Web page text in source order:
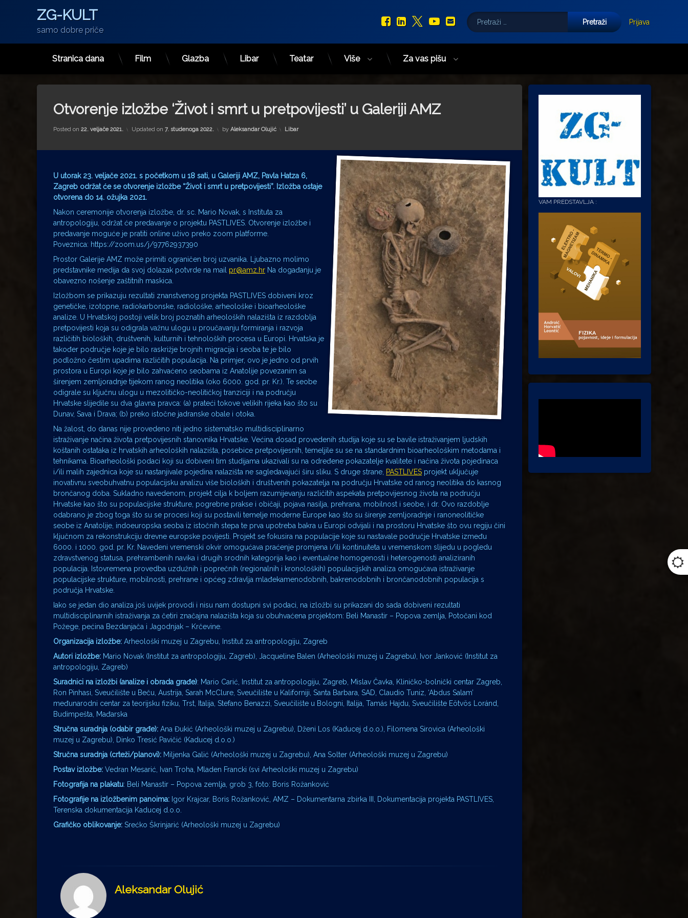
ZG-KULT
samo dobre priče
Facebook
LinkedIn
X.com
YouTube
E-mail
Pretraži:
Prijava
Stranica dana Film Glazba Libar Teatar Više Za vas pišu
Otvorenje izložbe ‘Život i smrt u pretpovijesti’ u Galeriji AMZ
Posted on 22. veljače 2021. Updated on 7. studenoga 2022. by Aleksandar Olujić Kategorije:
Libar
U utorak 23. veljače 2021. s početkom u 18 sati, u Galeriji AMZ, Pavla Hatza 6,
Zagreb održat će se otvorenje izložbe “Život i smrt u pretpovijesti”. Izložba ostaje
otvorena do 14. ožujka 2021.
Nakon ceremonije otvorenja izložbe, dr. sc. Mario Novak, s Instituta za
antropologiju, održat će predavanje o projektu PASTLIVES. Otvorenje izložbe i
predavanje moguće je pratiti online uživo preko zoom platforme.
Poveznica: https://zoom.us/j/97762937390
Prostor Galerije AMZ može primiti ograničen broj uzvanika. Ljubazno molimo
predstavnike medija da svoj dolazak potvrde na mail pr@amz.hr Na događanju je
obavezno nošenje zaštitnih maskica.
Izložbom se prikazuju rezultati znanstvenog projekta PASTLIVES dobiveni kroz
genetičke, izotopne, radiokarbonske, radiološke, arheološke i bioarheološke
analize. U Hrvatskoj postoji velik broj poznatih arheoloških nalazišta iz razdoblja
pretpovijesti koja su odigrala važnu ulogu u proučavanju formiranja i razvoja
različitih bioloških, društvenih, kulturnih i tehnoloških procesa u Europi. Hrvatska je
također područje koje je bilo raskrižje brojnih migracija i seoba te je bilo
podložno čestim upadima različitih populacija. Na primjer, ovo je jedno od prvih
prostora u Europi koje je bilo zahvaćeno seobama iz Anatolije povezanim sa
širenjem zemljoradnje tijekom ranog neolitika (oko 6000. god. pr. Kr.). Te seobe
odigrale su ključnu ulogu u mezolitičko-neolitičkoj tranziciji i na području
Hrvatske slijedile su dva glavna pravca: (a) prateći tokove velikih rijeka kao što su
Dunav, Sava i Drava; (b) preko istočne jadranske obale i otoka.
Na žalost, do danas nije provedeno niti jedno sistematsko multidisciplinarno
istraživanje načina života pretpovijesnih stanovnika Hrvatske. Većina dosad provedenih studija koje su se bavile istraživanjem ljudskih
koštanih ostataka iz hrvatskih arheoloških nalazišta, posebice pretpovijesnih, temeljile su se na standardnim bioarheološkim metodama i
tehnikama. Bioarheološki podaci koji su dobiveni tim studijama ukazivali su na određene pokazatelje kvalitete i načina života pojedinaca
i/ili malih zajednica koje su nastanjivale pojedina nalazišta ne sagledavajući širu sliku. S druge strane, PASTLIVES projekt uključuje
inovativnu sveobuhvatnu populacijsku analizu više bioloških i društvenih pokazatelja na području Hrvatske od ranog neolitika do kasnog
brončanog doba. Sukladno navedenom, projekt cilja k boljem razumijevanju različitih aspekata pretpovijesnog života na području
Hrvatske kao što su populacijske strukture, pogrebne prakse i običaji, pojava nasilja, prehrana, mobilnost i seobe, i dr. Ovo razdoblje
odabrano je zbog toga što su se procesi koji su postavili temelje moderne Europe kao što su širenje zemljoradnje i ranoneolitičke
seobe iz Anatolije, indoeuropska seoba iz istočnih stepa te prva upotreba bakra u Europi odvijali i na prostoru Hrvatske što ovu regiju čini
ključnom za rekonstrukciju drevne europske povijesti. Projekt se fokusira na populacije koje su nastavale područje Hrvatske između
6000. i 1000. god. pr. Kr. Navedeni vremenski okvir omogućava praćenje promjena i/ili kontinuiteta u vremenskom slijedu u pogledu
zdravstvenog statusa, prehrambenih navika i drugih srodnih kategorija kao i eventualne homogenosti i heterogenosti analiziranih
populacija. Istovremena provedba uzdužnih i poprečnih (regionalnih i kronoloških) populacijskih analiza omogućava istraživanje
populacijske strukture, mobilnosti, prehrane i općeg zdravlja mlađekamenodobnih, bakrenodobnih i brončanodobnih populacija s
područja Hrvatske.
Iako se jedan dio analiza još uvijek provodi i nisu nam dostupni svi podaci, na izložbi su prikazani do sada dobiveni rezultati
multidisciplinarnih istraživanja za četiri značajna nalazišta koja su obuhvaćena projektom: Beli Manastir – Popova zemlja, Potočani kod
Požege, pećina Bezdanjača i Jagodnjak – Krčevine.
Organizacija izložbe: Arheološki muzej u Zagrebu, Institut za antropologiju, Zagreb
Autori izložbe: Mario Novak (Institut za antropologiju, Zagreb), Jacqueline Balen (Arheološki muzej u Zagrebu), Ivor Janković (Institut za
antropologiju, Zagreb)
Suradnici na izložbi (analize i obrada građe): Mario Carić, Institut za antropologiju, Zagreb, Mislav Čavka, Kliničko-bolnički centar Zagreb,
Ron Pinhasi, Sveučilište u Beču, Austrija, Sarah McClure, Sveučilište u Kaliforniji, Santa Barbara, SAD, Claudio Tuniz, ‘Abdus Salam’
međunarodni centar za teorijsku fiziku, Trst, Italija, Stefano Benazzi, Sveučilište u Bologni, Italija, Tamás Hajdu, Sveučilište Eötvös Loránd,
Budimpešta, Mađarska
Stručna suradnja (odabir građe): Ana Đukić (Arheološki muzej u Zagrebu), Dženi Los (Kaducej d.o.o.), Filomena Sirovica (Arheološki
muzej u Zagrebu), Dinko Tresić Pavičić (Kaducej d.o.o.)
Stručna suradnja (crteži/planovi): Miljenka Galić (Arheološki muzej u Zagrebu), Ana Solter (Arheološki muzej u Zagrebu)
Postav izložbe: Vedran Mesarić, Ivan Troha, Mladen Francki (svi Arheološki muzej u Zagrebu)
Fotografija na plakatu: Beli Manastir – Popova zemlja, grob 3, foto: Boris Rožanković
Fotografije na izložbenim panoima: Igor Krajcar, Boris Rožanković, AMZ – Dokumentarna zbirka III, Dokumentacija projekta PASTLIVES,
Terenska dokumentacija Kaducej d.o.o.
Grafičko oblikovanje: Srećko Škrinjarić (Arheološki muzej u Zagrebu)
Aleksandar Olujić
VAM PREDSTAVLJA :